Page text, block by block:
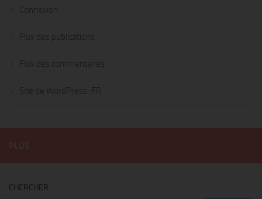
Connexion
Flux des publications
Flux des commentaires
Site de WordPress-FR
CHERCHER